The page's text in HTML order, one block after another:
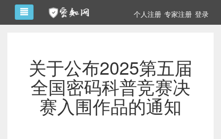
个人注册 专家注册 登录
关于公布2025第五届
全国密码科普竞赛决
赛入围作品的通知